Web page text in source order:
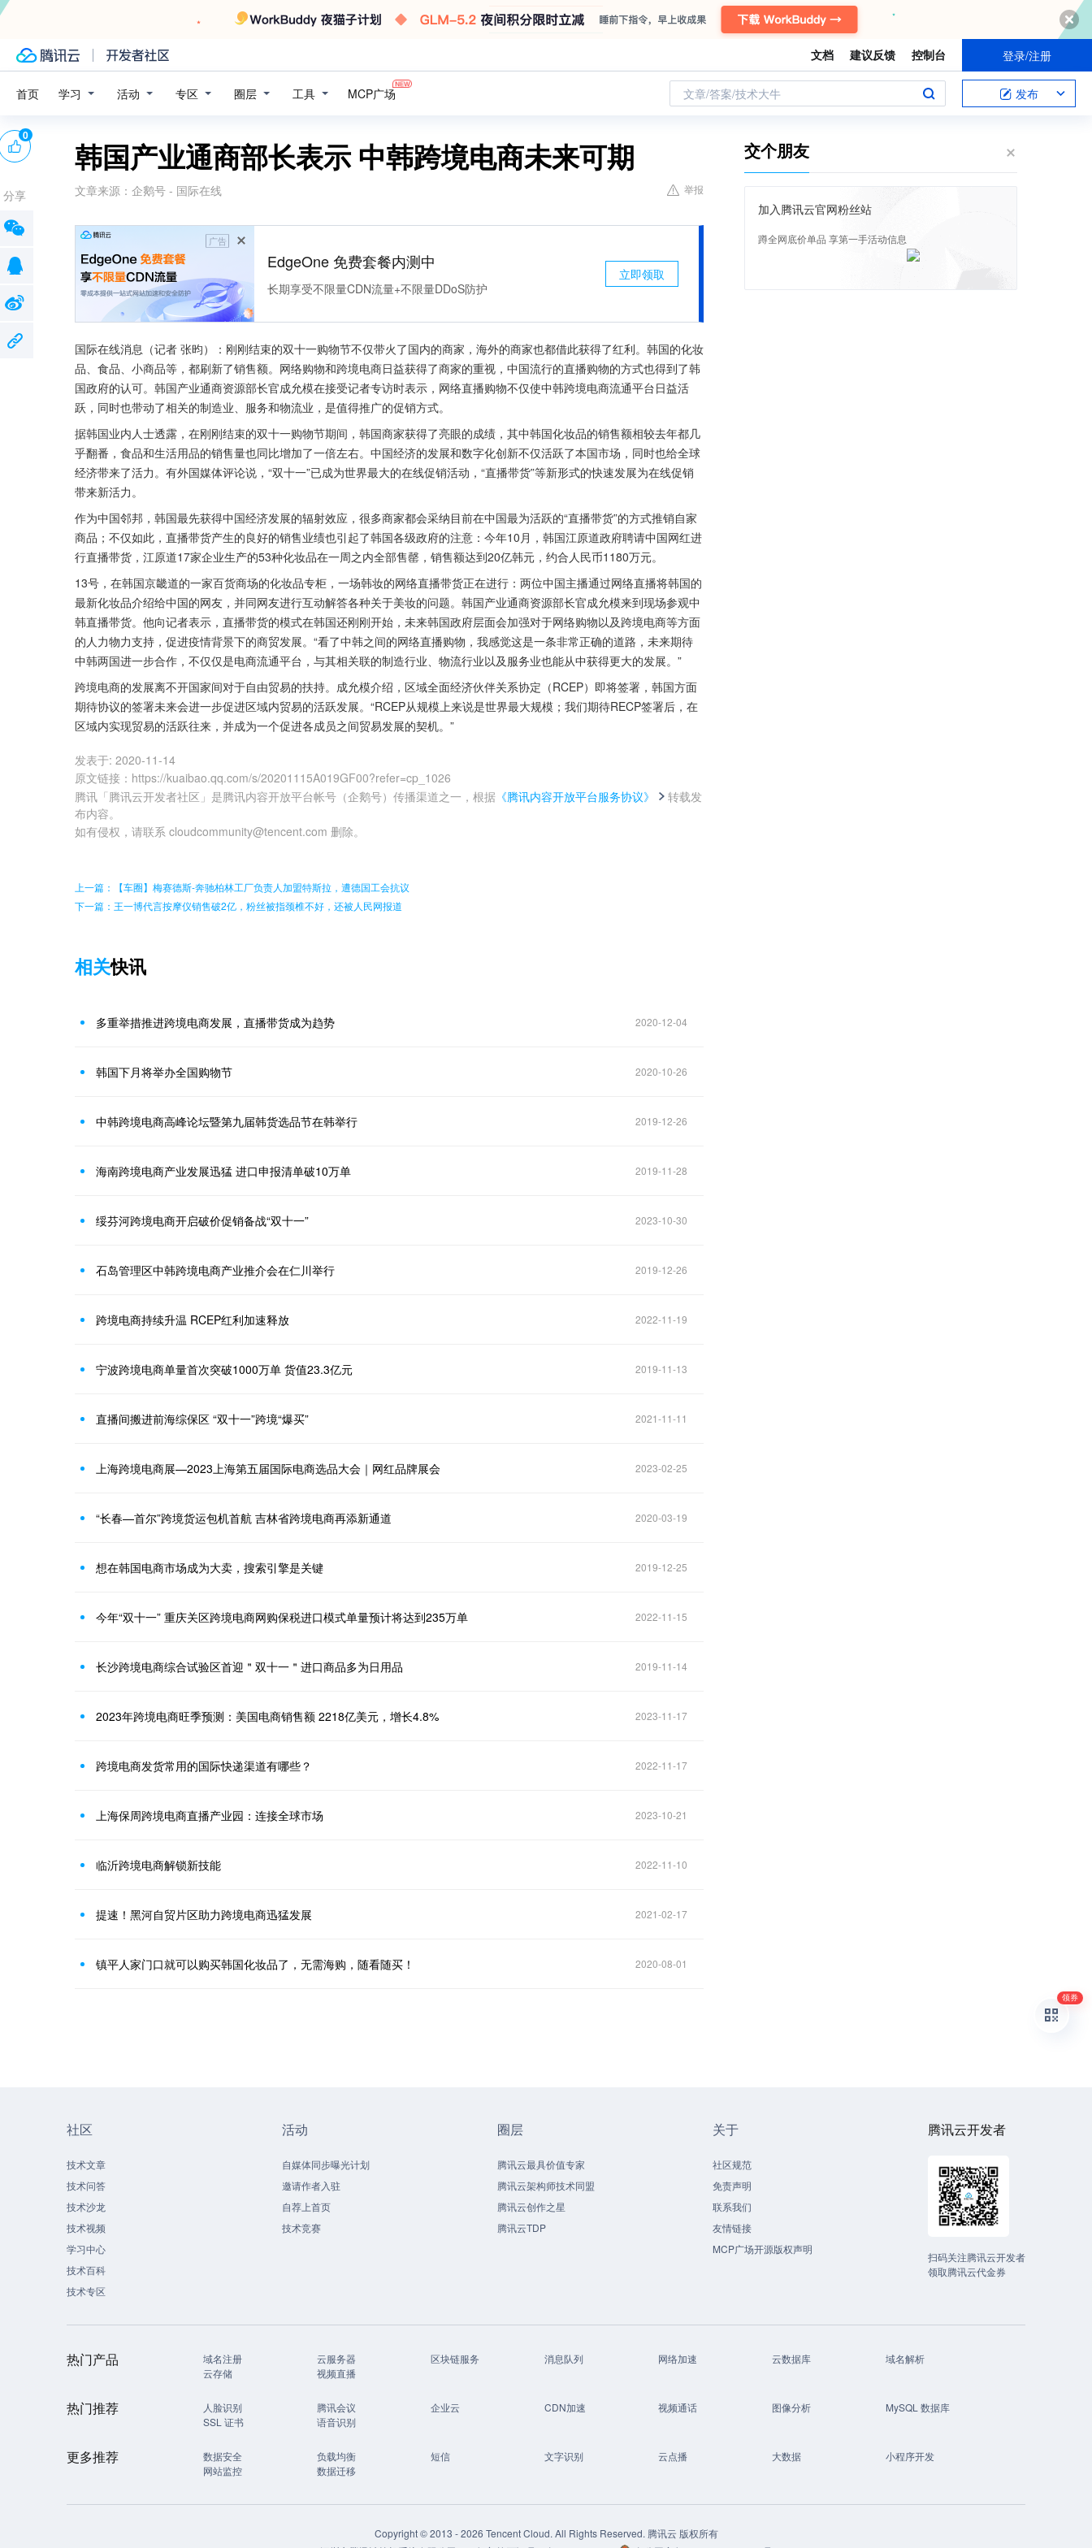
文档 建议反馈 控制台 登录/注册
首页 学习 活动 专区 圈层 工具 MCP广场 文章/答案/技术大牛 发布
韩国产业通商部长表示 中韩跨境电商未来可期
文章来源： 企鹅号 - 国际在线 举报
广告
EdgeOne 免费套餐内测中
长期享受不限量CDN流量+不限量DDoS防护
立即领取
国际在线消息（记者 张昀）：刚刚结束的双十一购物节不仅带火了国内的商家，海外的商家也都借此获得了红利。韩国的化妆
品、食品、小商品等，都刷新了销售额。网络购物和跨境电商日益获得了商家的重视，中国流行的直播购物的方式也得到了韩
国政府的认可。韩国产业通商资源部长官成允模在接受记者专访时表示，网络直播购物不仅使中韩跨境电商流通平台日益活
跃，同时也带动了相关的制造业、服务和物流业，是值得推广的促销方式。
据韩国业内人士透露，在刚刚结束的双十一购物节期间，韩国商家获得了亮眼的成绩，其中韩国化妆品的销售额相较去年都几
乎翻番，食品和生活用品的销售量也同比增加了一倍左右。中国经济的发展和数字化创新不仅活跃了本国市场，同时也给全球
经济带来了活力。有外国媒体评论说，“双十一”已成为世界最大的在线促销活动，“直播带货”等新形式的快速发展为在线促销
带来新活力。
作为中国邻邦，韩国最先获得中国经济发展的辐射效应，很多商家都会采纳目前在中国最为活跃的“直播带货”的方式推销自家
商品；不仅如此，直播带货产生的良好的销售业绩也引起了韩国各级政府的注意：今年10月，韩国江原道政府聘请中国网红进
行直播带货，江原道17家企业生产的53种化妆品在一周之内全部售罄，销售额达到20亿韩元，约合人民币1180万元。
13号，在韩国京畿道的一家百货商场的化妆品专柜，一场韩妆的网络直播带货正在进行：两位中国主播通过网络直播将韩国的
最新化妆品介绍给中国的网友，并同网友进行互动解答各种关于美妆的问题。韩国产业通商资源部长官成允模来到现场参观中
韩直播带货。他向记者表示，直播带货的模式在韩国还刚刚开始，未来韩国政府层面会加强对于网络购物以及跨境电商等方面
的人力物力支持，促进疫情背景下的商贸发展。“看了中韩之间的网络直播购物，我感觉这是一条非常正确的道路，未来期待
中韩两国进一步合作，不仅仅是电商流通平台，与其相关联的制造行业、物流行业以及服务业也能从中获得更大的发展。”
跨境电商的发展离不开国家间对于自由贸易的扶持。成允模介绍，区域全面经济伙伴关系协定（RCEP）即将签署，韩国方面
期待协议的签署未来会进一步促进区域内贸易的活跃发展。“RCEP从规模上来说是世界最大规模；我们期待RECP签署后，在
区域内实现贸易的活跃往来，并成为一个促进各成员之间贸易发展的契机。”
发表于: 2020-11-14
原文链接 ： https://kuaibao.qq.com/s/20201115A019GF00?refer=cp_1026
腾讯「腾讯云开发者社区」是腾讯内容开放平台帐号（企鹅号）传播渠道之一，根据 《腾讯内容开放平台服务协议》
转载发
布内容。
如有侵权，请联系 cloudcommunity@tencent.com 删除。
0
分享
上一篇：【车圈】梅赛德斯-奔驰柏林工厂负责人加盟特斯拉，遭德国工会抗议
下一篇：王一博代言按摩仪销售破2亿，粉丝被指颈椎不好，还被人民网报道
相关快讯
多重举措推进跨境电商发展，直播带货成为趋势 2020-12-04
韩国下月将举办全国购物节 2020-10-26
中韩跨境电商高峰论坛暨第九届韩货选品节在韩举行 2019-12-26
海南跨境电商产业发展迅猛 进口申报清单破10万单 2019-11-28
绥芬河跨境电商开启破价促销备战“双十一” 2023-10-30
石岛管理区中韩跨境电商产业推介会在仁川举行 2019-12-26
跨境电商持续升温 RCEP红利加速释放 2022-11-19
宁波跨境电商单量首次突破1000万单 货值23.3亿元 2019-11-13
直播间搬进前海综保区 “双十一”跨境“爆买” 2021-11-11
上海跨境电商展—2023上海第五届国际电商选品大会｜网红品牌展会 2023-02-25
“长春—首尔”跨境货运包机首航 吉林省跨境电商再添新通道 2020-03-19
想在韩国电商市场成为大卖，搜索引擎是关键 2019-12-25
今年“双十一” 重庆关区跨境电商网购保税进口模式单量预计将达到235万单 2022-11-15
长沙跨境电商综合试验区首迎＂双十一＂进口商品多为日用品 2019-11-14
2023年跨境电商旺季预测：美国电商销售额 2218亿美元，增长4.8% 2023-11-17
跨境电商发货常用的国际快递渠道有哪些？ 2022-11-17
上海保周跨境电商直播产业园：连接全球市场 2023-10-21
临沂跨境电商解锁新技能 2022-11-10
提速！黑河自贸片区助力跨境电商迅猛发展 2021-02-17
镇平人家门口就可以购买韩国化妆品了，无需海购，随看随买！ 2020-08-01
交个朋友
加入腾讯云官网粉丝站
蹲全网底价单品 享第一手活动信息
社区
技术文章
技术问答
技术沙龙
技术视频
学习中心
技术百科
技术专区
活动
自媒体同步曝光计划
邀请作者入驻
自荐上首页
技术竞赛
圈层
腾讯云最具价值专家
腾讯云架构师技术同盟
腾讯云创作之星
腾讯云TDP
关于
社区规范
免责声明
联系我们
友情链接
MCP广场开源版权声明
腾讯云开发者
扫码关注腾讯云开发者
领取腾讯云代金券
热门产品 域名注册 云服务器 区块链服务 消息队列 网络加速 云数据库
域名解析
云存储
视频直播
热门推荐 人脸识别 腾讯会议 企业云 CDN加速 视频通话 图像分析
MySQL 数据库
SSL 证书
语音识别
更多推荐 数据安全 负载均衡 短信 文字识别 云点播 大数据
小程序开发
网站监控
数据迁移
Copyright © 2013 -2026 Tencent Cloud. All Rights Reserved. 腾讯云 版权所有
领券